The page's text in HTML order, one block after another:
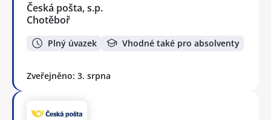
Česká pošta, s.p.
Chotěboř
Plný úvazek Vhodné také pro absolventy
Zveřejněno: 3. srpna